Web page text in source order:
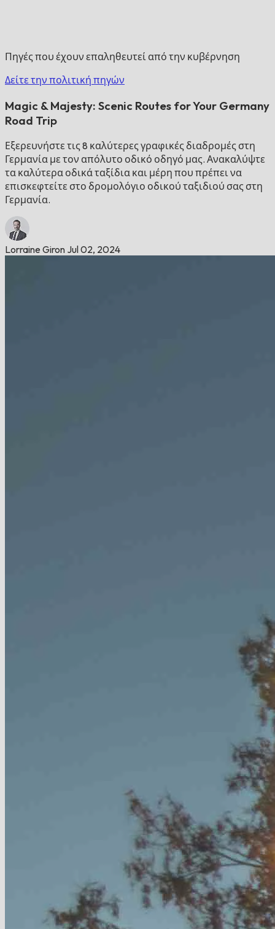
Πηγές που έχουν επαληθευτεί από την κυβέρνηση
Δείτε την πολιτική πηγών
Magic & Majesty: Scenic Routes for Your Germany
Road Trip
Εξερευνήστε τις 8 καλύτερες γραφικές διαδρομές στη
Γερμανία με τον απόλυτο οδικό οδηγό μας. Ανακαλύψτε
τα καλύτερα οδικά ταξίδια και μέρη που πρέπει να
επισκεφτείτε στο δρομολόγιο οδικού ταξιδιού σας στη
Γερμανία.
Lorraine Giron Jul 02, 2024